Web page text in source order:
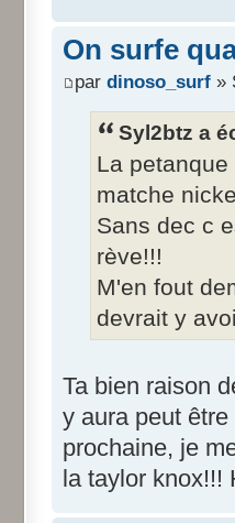
On surfe
par dinoso_surf »
Syl2btz a
La
matche
Sans dec c
rève!!!
M'en fout
devrait y
Ta bien raison
y aura peut
prochaine, je
la taylor knox!!!